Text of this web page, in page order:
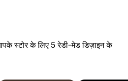
स्टोर के लिए 5 रेडी-मेड डिज़ाइन के